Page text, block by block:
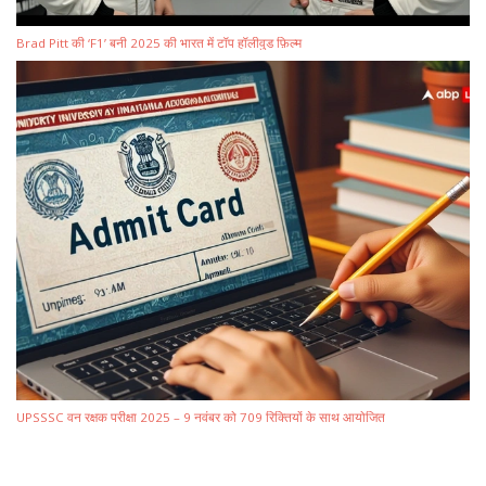
Brad Pitt की ‘F1’ बनी 2025 की भारत में टॉप हॉलीवुड फ़िल्म
UPSSSC वन रक्षक परीक्षा 2025 – 9 नवंबर को 709 रिक्तियों के साथ आयोजित